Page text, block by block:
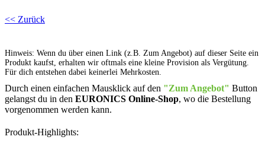
<< Zurück
Hinweis: Wenn du über einen Link (z.B. Zum Angebot) auf dieser Seite ein
Produkt kaufst, erhalten wir oftmals eine kleine Provision als Vergütung.
Für dich entstehen dabei keinerlei Mehrkosten.
Durch einen einfachen Mausklick auf den "Zum Angebot" Button
gelangst du in den EURONICS Online-Shop, wo die Bestellung
vorgenommen werden kann.
Produkt-Highlights: